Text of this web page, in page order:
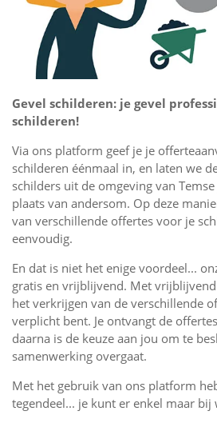
Gevel schilderen: je gevel
schilderen!
Via ons platform geef je je
schilderen éénmaal in, en laten we
schilders uit de omgeving van
plaats van andersom. Op deze
van verschillende offertes voor je
eenvoudig.
En dat is niet het enige voordeel...
gratis en vrijblijvend. Met
het verkrijgen van de verschillende
verplicht bent. Je ontvangt de
daarna is de keuze aan jou om te
samenwerking overgaat.
Met het gebruik van ons platform
tegendeel... je kunt er enkel maar bij